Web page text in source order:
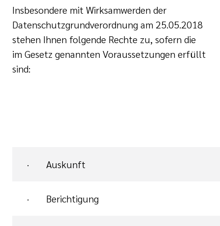
Insbesondere mit Wirksamwerden der
Datenschutzgrundverordnung am 25.05.2018
stehen Ihnen folgende Rechte zu, sofern die
im Gesetz genannten Voraussetzungen erfüllt
sind:
· Auskunft
· Berichtigung